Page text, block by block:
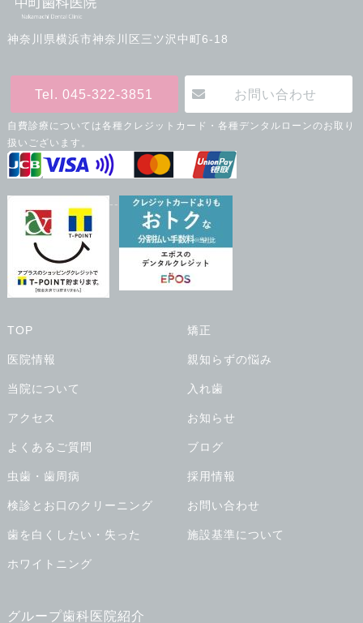
神奈川県横浜市神奈川区三ツ沢中町6-18
Tel. 045-322-3851 お問い合わせ
自費診療については各種クレジットカード・各種デンタルローンのお取り
扱いございます。
--
TOP
医院情報
当院について
アクセス
よくあるご質問
虫歯・歯周病
検診とお口のクリーニング
歯を白くしたい・失った
ホワイトニング
矯正
親知らずの悩み
入れ歯
お知らせ
ブログ
採用情報
お問い合わせ
施設基準について
グループ歯科医院紹介